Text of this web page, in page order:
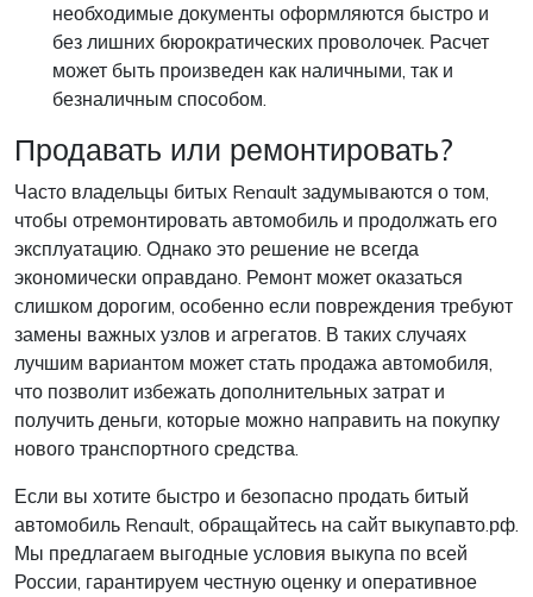
необходимые документы оформляются быстро и
без лишних бюрократических проволочек. Расчет
может быть произведен как наличными, так и
безналичным способом.
Продавать или ремонтировать?
Часто владельцы битых Renault задумываются о том,
чтобы отремонтировать автомобиль и продолжать его
эксплуатацию. Однако это решение не всегда
экономически оправдано. Ремонт может оказаться
слишком дорогим, особенно если повреждения требуют
замены важных узлов и агрегатов. В таких случаях
лучшим вариантом может стать продажа автомобиля,
что позволит избежать дополнительных затрат и
получить деньги, которые можно направить на покупку
нового транспортного средства.
Если вы хотите быстро и безопасно продать битый
автомобиль Renault, обращайтесь на сайт выкупавто.рф.
Мы предлагаем выгодные условия выкупа по всей
России, гарантируем честную оценку и оперативное